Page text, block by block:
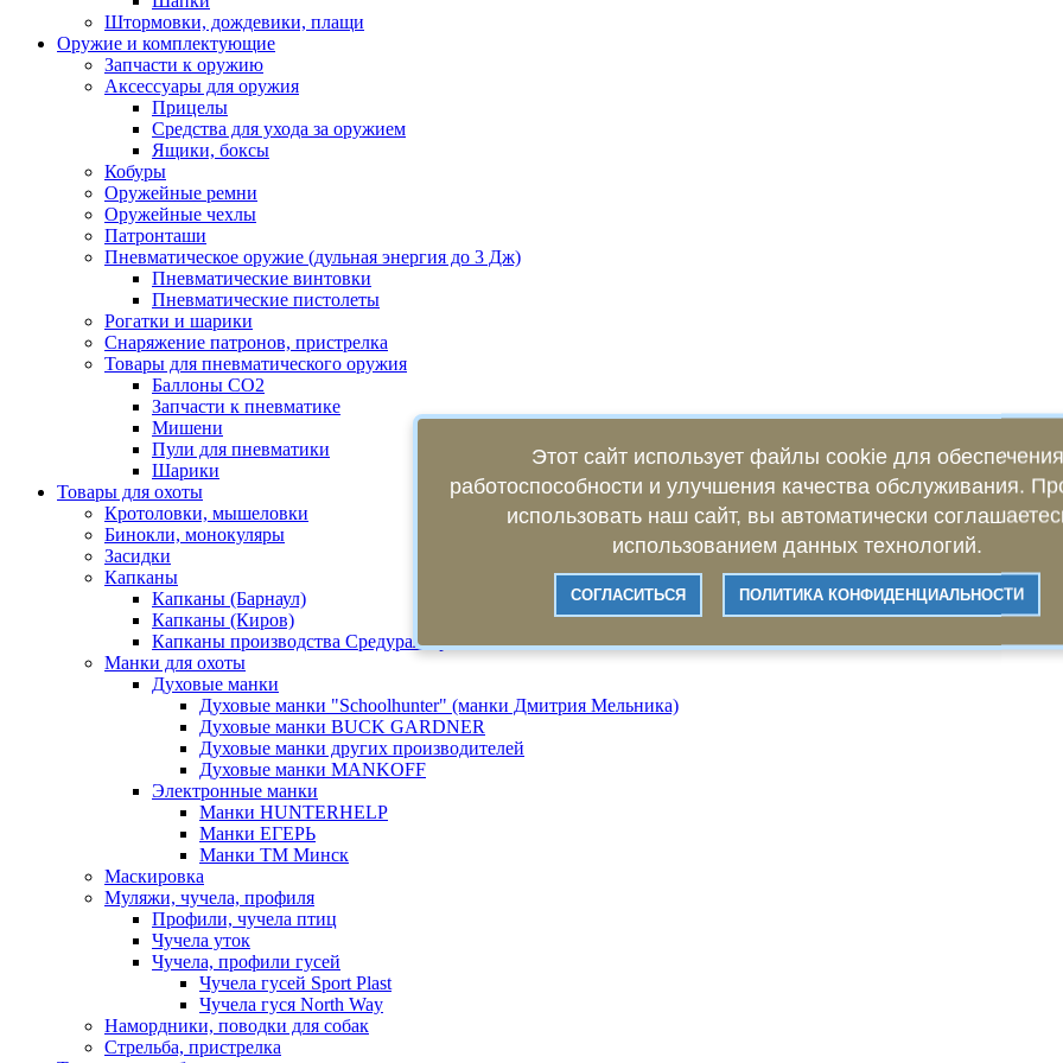
Штормовки, дождевики, плащи
Оружие и комплектующие
Запчасти к оружию
Аксессуары для оружия
Прицелы
Средства для ухода за оружием
Ящики, боксы
Кобуры
Оружейные ремни
Оружейные чехлы
Патронташи
Пневматическое оружие (дульная энергия до 3 Дж)
Пневматические винтовки
Пневматические пистолеты
Рогатки и шарики
Снаряжение патронов, пристрелка
Товары для пневматического оружия
Баллоны СО2
Запчасти к пневматике
Мишени
Пули для пневматики
Шарики
Товары для охоты
Кротоловки, мышеловки
Бинокли, монокуляры
Засидки
Капканы
Капканы (Барнаул)
Капканы (Киров)
Капканы производства Средуралстрой
Манки для охоты
Духовые манки
Духовые манки "Schoolhunter" (манки Дмитрия Мельника)
Духовые манки BUCK GARDNER
Духовые манки других производителей
Духовые манки MANKOFF
Электронные манки
Манки HUNTERHELP
Манки ЕГЕРЬ
Манки ТМ Минск
Маскировка
Муляжи, чучела, профиля
Профили, чучела птиц
Чучела уток
Чучела, профили гусей
Чучела гусей Sport Plast
Чучела гуся North Way
Намордники, поводки для собак
Стрельба, пристрелка
Этот сайт использует файлы cookie для обеспечения
работоспособности и улучшения качества обслуживания.
использовать наш сайт, вы автоматически
использованием данных технологий.
СОГЛАСИТЬСЯ ПОЛИТИКА КОНФИДЕНЦИАЛЬНОСТИ